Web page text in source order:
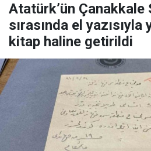
Atatürk’ün Çanakkale
sırasında el yazısıyla
kitap haline getirildi